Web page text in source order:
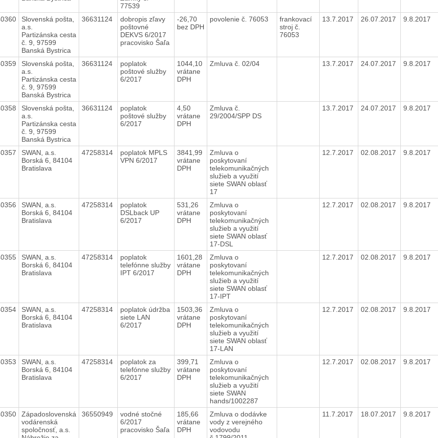
77539
Slovenská pošta,
a.s.
Partizánska cesta
č. 9, 97599
Banská Bystrica
36631124
dobropis zľavy
poštovné
DEKVS 6/2017
pracovisko Šaľa
-26,70
bez DPH
povolenie č. 76053
frankovací
stroj č.
76053
13.7.2017 26.07.2017 9.8.2017
Slovenská pošta,
a.s.
Partizánska cesta
č. 9, 97599
Banská Bystrica
36631124
poplatok
poštové služby
6/2017
1044,10
vrátane
DPH
Zmluva č. 02/04 13.7.2017 24.07.2017 9.8.2017
Slovenská pošta,
a.s.
Partizánska cesta
č. 9, 97599
Banská Bystrica
36631124
poplatok
poštové služby
6/2017
4,50
vrátane
DPH
Zmluva č.
29/2004/SPP DS
13.7.2017 24.07.2017 9.8.2017
SWAN, a.s.
Borská 6, 84104
Bratislava
47258314
poplatok MPLS
VPN 6/2017
3841,99
vrátane
DPH
Zmluva o
poskytovaní
telekomunikačných
služieb a využití
siete SWAN oblasť
17
12.7.2017 02.08.2017 9.8.2017
SWAN, a.s.
Borská 6, 84104
Bratislava
47258314
poplatok
DSLback UP
6/2017
531,26
vrátane
DPH
Zmluva o
poskytovaní
telekomunikačných
služieb a využití
siete SWAN oblasť
17-DSL
12.7.2017 02.08.2017 9.8.2017
SWAN, a.s.
Borská 6, 84104
Bratislava
47258314
poplatok
telefónne služby
IPT 6/2017
1601,28
vrátane
DPH
Zmluva o
poskytovaní
telekomunikačných
služieb a využití
siete SWAN oblasť
17-IPT
12.7.2017 02.08.2017 9.8.2017
SWAN, a.s.
Borská 6, 84104
Bratislava
47258314
poplatok údržba
siete LAN
6/2017
1503,36
vrátane
DPH
Zmluva o
poskytovaní
telekomunikačných
služieb a využití
siete SWAN oblasť
17-LAN
12.7.2017 02.08.2017 9.8.2017
SWAN, a.s.
Borská 6, 84104
Bratislava
47258314
poplatok za
telefónne služby
6/2017
399,71
vrátane
DPH
Zmluva o
poskytovaní
telekomunikačných
služieb a využití
siete SWAN
hands/1002287
12.7.2017 02.08.2017 9.8.2017
Západoslovenská
vodárenská
spoločnosť, a.s.
36550949
vodné stočné
6/2017
pracovisko Šaľa
185,66
vrátane
DPH
Zmluva o dodávke
vody z verejného
vodovodu
11.7.2017 18.07.2017 9.8.2017